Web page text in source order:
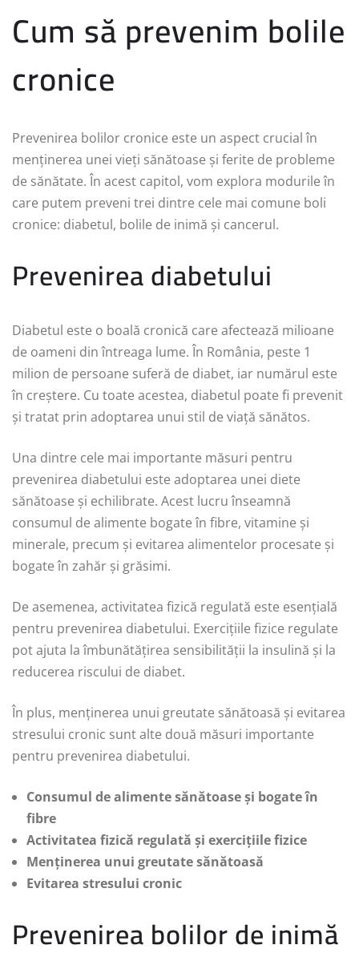
Cum să prevenim bolile
cronice
Prevenirea bolilor cronice este un aspect crucial în
menținerea unei vieți sănătoase și ferite de probleme
de sănătate. În acest capitol, vom explora modurile în
care putem preveni trei dintre cele mai comune boli
cronice: diabetul, bolile de inimă și cancerul.
Prevenirea diabetului
Diabetul este o boală cronică care afectează milioane
de oameni din întreaga lume. În România, peste 1
milion de persoane suferă de diabet, iar numărul este
în creștere. Cu toate acestea, diabetul poate fi prevenit
și tratat prin adoptarea unui stil de viață sănătos.
Una dintre cele mai importante măsuri pentru
prevenirea diabetului este adoptarea unei diete
sănătoase și echilibrate. Acest lucru înseamnă
consumul de alimente bogate în fibre, vitamine și
minerale, precum și evitarea alimentelor procesate și
bogate în zahăr și grăsimi.
De asemenea, activitatea fizică regulată este esențială
pentru prevenirea diabetului. Exercițiile fizice regulate
pot ajuta la îmbunătățirea sensibilității la insulină și la
reducerea riscului de diabet.
În plus, menținerea unui greutate sănătoasă și evitarea
stresului cronic sunt alte două măsuri importante
pentru prevenirea diabetului.
Consumul de alimente sănătoase și bogate în
fibre
Activitatea fizică regulată și exercițiile fizice
Menținerea unui greutate sănătoasă
Evitarea stresului cronic
Prevenirea bolilor de inimă